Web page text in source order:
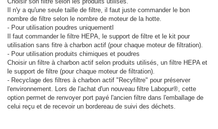
Il n'y a qu'une seule taille de filtre, il faut juste commander le bon
nombre de filtre selon le nombre de moteur de la hotte.
- Pour utilisation poudres uniquementI
Il faut commander le filtre HEPA, le support de filtre et le kit pour
utilisation sans fitre à charbon actif (pour chaque moteur de filtration).
- Pour utilisation produits chimiques et poudres
Choisir un filtre à charbon actif selon produits utilisés, un filtre HEPA et
le support de filtre (pour chaque moteur de filtration).
- Recyclage des filtres à charbon actif "Recyfiltre" pour préserver
l'environnement. Lors de l'achat d'un nouveau filtre Labopur®, cette
option permet de renvoyer port payé l'ancien filtre dans l'emballage de
celui reçu et de recevoir un bordereau de suivi des déchets.